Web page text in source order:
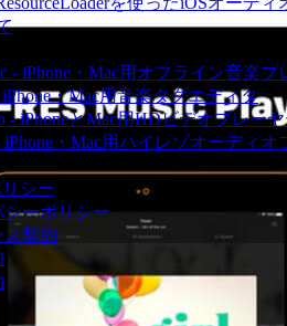
- iPhone・Mac用オフライン音楽プ
iPhone・Mac用音楽タグエディタ
- iPhoneとMac用HDビデオプレー
iPhone・Mac用ハイレゾオーディオ
シー
シーポリシー
ス契約